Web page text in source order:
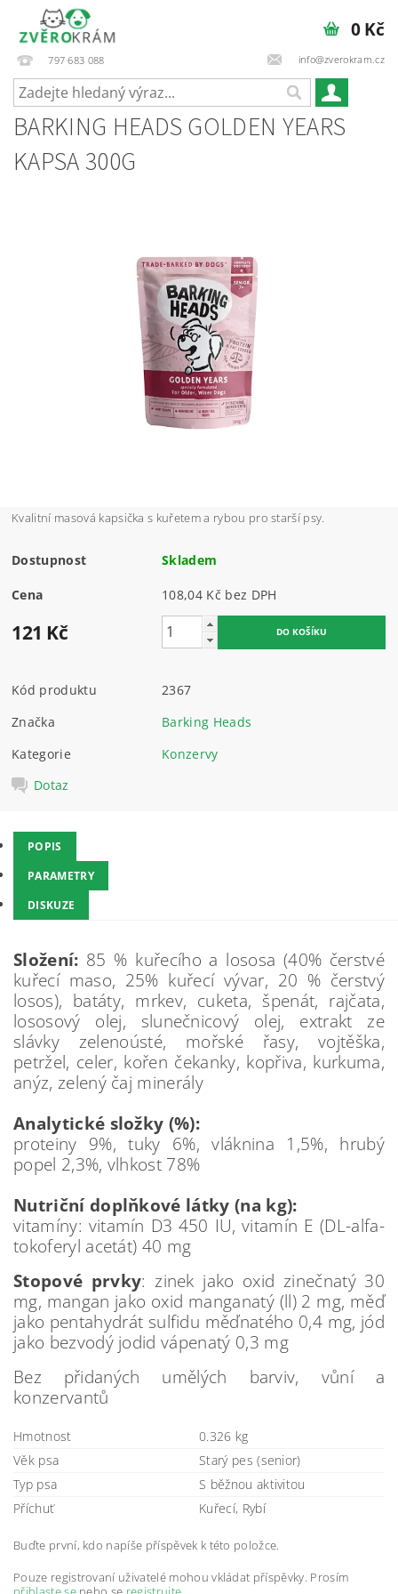
797 683 088 info@zverokram.cz
0 Kč
BARKING HEADS GOLDEN YEARS
KAPSA 300G
Kvalitní masová kapsička s kuřetem a rybou pro starší psy.
Dostupnost Skladem
Cena 108,04 Kč bez DPH
121 Kč
Kód produktu
2367
Značka
Barking Heads
Kategorie
Konzervy
Dotaz
POPIS
PARAMETRY
DISKUZE
Složení: 85 % kuřecího a lososa (40% čerstvé
kuřecí maso, 25% kuřecí vývar, 20 % čerstvý
losos), batáty, mrkev, cuketa, špenát, rajčata,
lososový olej, slunečnicový olej, extrakt ze
slávky zelenoústé, mořské řasy, vojtěška,
petržel, celer, kořen čekanky, kopřiva, kurkuma,
anýz, zelený čaj minerály
Analytické složky (%):
proteiny 9%, tuky 6%, vláknina 1,5%, hrubý
popel 2,3%, vlhkost 78%
Nutriční doplňkové látky (na kg):
vitamíny: vitamín D3 450 IU, vitamín E (DL-alfa-
tokoferyl acetát) 40 mg
Stopové prvky: zinek jako oxid zinečnatý 30
mg, mangan jako oxid manganatý (ll) 2 mg, měď
jako pentahydrát sulfidu měďnatého 0,4 mg, jód
jako bezvodý jodid vápenatý 0,3 mg
Bez přidaných umělých barviv, vůní a
konzervantů
Hmotnost
0.326 kg
Věk psa
Starý pes (senior)
Typ psa
S běžnou aktivitou
Příchuť
Kuřecí, Rybí
Buďte první, kdo napíše příspěvek k této položce.
Pouze registrovaní uživatelé mohou vkládat příspěvky. Prosím